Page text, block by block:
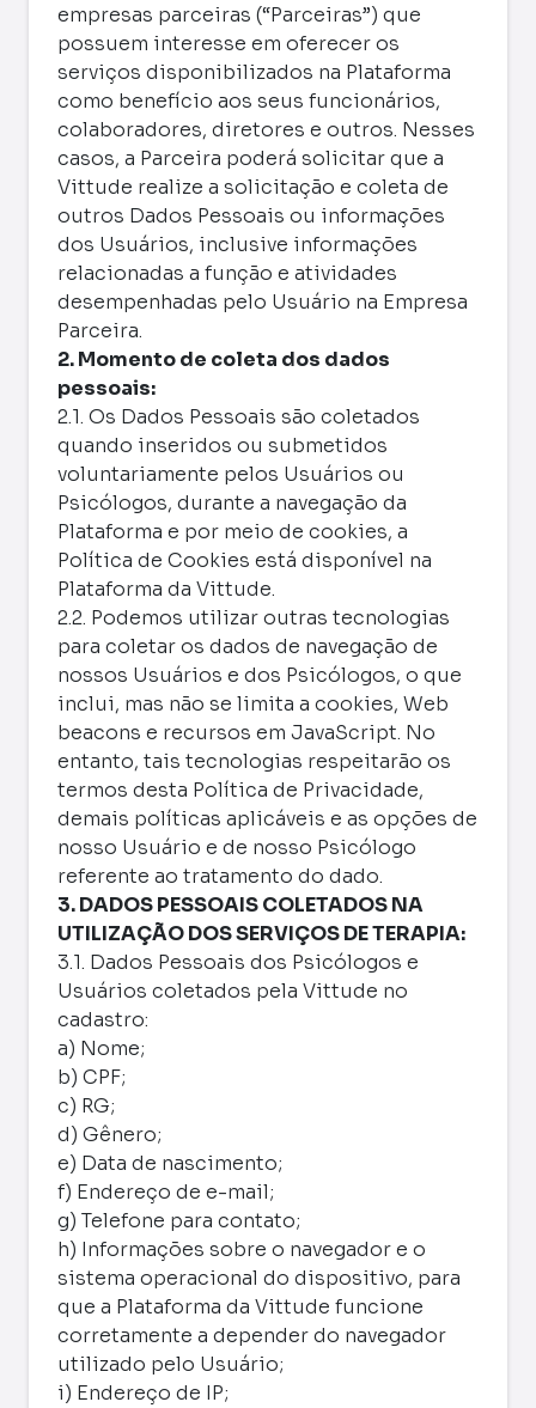
empresas parceiras (“Parceiras”) que
possuem interesse em oferecer os
serviços disponibilizados na Plataforma
como benefício aos seus funcionários,
colaboradores, diretores e outros. Nesses
casos, a Parceira poderá solicitar que a
Vittude realize a solicitação e coleta de
outros Dados Pessoais ou informações
dos Usuários, inclusive informações
relacionadas a função e atividades
desempenhadas pelo Usuário na Empresa
Parceira.
2. Momento de coleta dos dados
pessoais:
2.1. Os Dados Pessoais são coletados
quando inseridos ou submetidos
voluntariamente pelos Usuários ou
Psicólogos, durante a navegação da
Plataforma e por meio de cookies, a
Política de Cookies está disponível na
Plataforma da Vittude.
2.2. Podemos utilizar outras tecnologias
para coletar os dados de navegação de
nossos Usuários e dos Psicólogos, o que
inclui, mas não se limita a cookies, Web
beacons e recursos em JavaScript. No
entanto, tais tecnologias respeitarão os
termos desta Política de Privacidade,
demais políticas aplicáveis e as opções de
nosso Usuário e de nosso Psicólogo
referente ao tratamento do dado.
3. DADOS PESSOAIS COLETADOS NA
UTILIZAÇÃO DOS SERVIÇOS DE TERAPIA:
3.1. Dados Pessoais dos Psicólogos e
Usuários coletados pela Vittude no
cadastro:
a) Nome;
b) CPF;
c) RG;
d) Gênero;
e) Data de nascimento;
f) Endereço de e-mail;
g) Telefone para contato;
h) Informações sobre o navegador e o
sistema operacional do dispositivo, para
que a Plataforma da Vittude funcione
corretamente a depender do navegador
utilizado pelo Usuário;
i) Endereço de IP;